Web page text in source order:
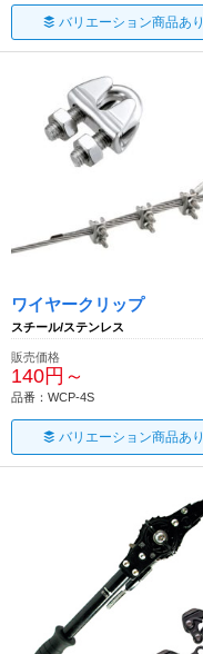
バリエーション商品あり
ワイヤークリップ
スチール/ステンレス
販売価格
140円～
品番：WCP-4S
バリエーション商品あり